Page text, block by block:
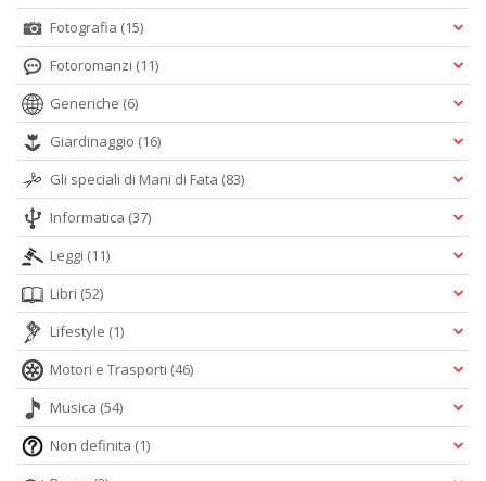
Fotografia (15)
Fotoromanzi (11)
Generiche (6)
Giardinaggio (16)
Gli speciali di Mani di Fata (83)
Informatica (37)
Leggi (11)
Libri (52)
Lifestyle (1)
Motori e Trasporti (46)
Musica (54)
Non definita (1)